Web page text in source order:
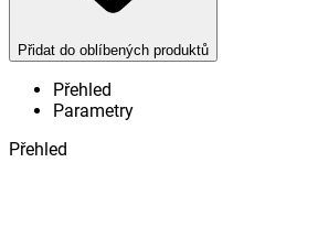
Přidat do oblíbených produktů
Přehled
Parametry
Přehled